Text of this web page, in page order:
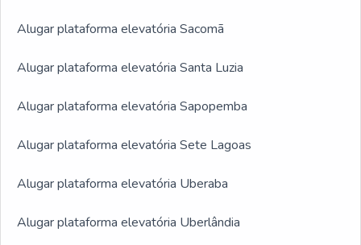
Alugar plataforma elevatória Sacomã
Alugar plataforma elevatória Santa Luzia
Alugar plataforma elevatória Sapopemba
Alugar plataforma elevatória Sete Lagoas
Alugar plataforma elevatória Uberaba
Alugar plataforma elevatória Uberlândia